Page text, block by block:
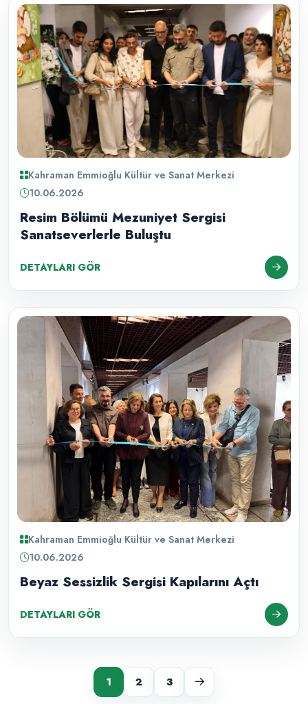
Kahraman Emmioğlu Kültür ve Sanat Merkezi
10.06.2026
Resim Bölümü Mezuniyet Sergisi
Sanatseverlerle Buluştu
DETAYLARI GÖR
Kahraman Emmioğlu Kültür ve Sanat Merkezi
10.06.2026
Beyaz Sessizlik Sergisi Kapılarını Açtı
DETAYLARI GÖR
1 2 3